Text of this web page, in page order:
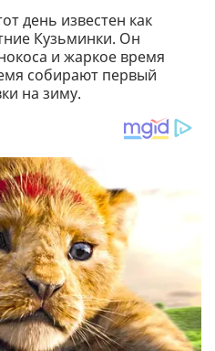
день известен как
Кузьминки. Он
и жаркое время
собирают первый
на зиму.